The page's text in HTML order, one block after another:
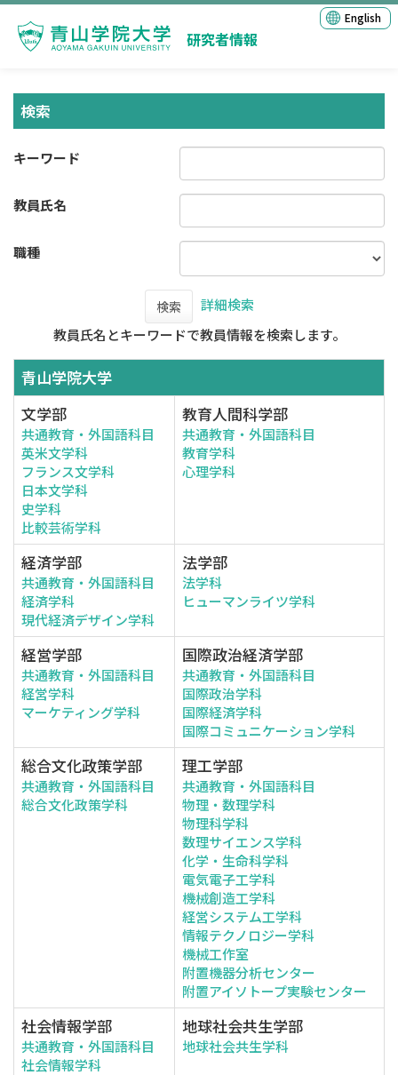
研究者情報
English
検索
キーワード
教員氏名
職種
検索
詳細検索
教員氏名とキーワードで教員情報を検索します。
青山学院大学
文学部
共通教育・外国語科目
英米文学科
フランス文学科
日本文学科
史学科
比較芸術学科
教育人間科学部
共通教育・外国語科目
教育学科
心理学科
経済学部
共通教育・外国語科目
経済学科
現代経済デザイン学科
法学部
法学科
ヒューマンライツ学科
経営学部
共通教育・外国語科目
経営学科
マーケティング学科
国際政治経済学部
共通教育・外国語科目
国際政治学科
国際経済学科
国際コミュニケーション学科
総合文化政策学部
共通教育・外国語科目
総合文化政策学科
理工学部
共通教育・外国語科目
物理・数理学科
物理科学科
数理サイエンス学科
化学・生命科学科
電気電子工学科
機械創造工学科
経営システム工学科
情報テクノロジー学科
機械工作室
附置機器分析センター
附置アイソトープ実験センター
社会情報学部
共通教育・外国語科目
社会情報学科
地球社会共生学部
地球社会共生学科